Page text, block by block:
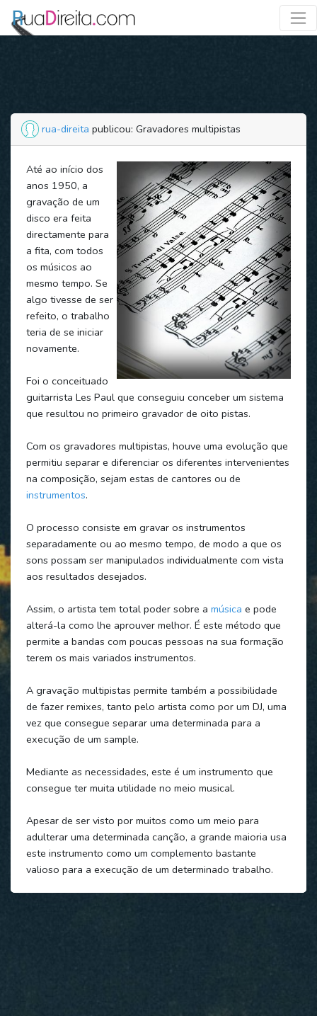
rua-direita publicou: Gravadores multipistas
Até ao início dos
anos 1950, a
gravação de um
disco era feita
directamente para
a fita, com todos
os músicos ao
mesmo tempo. Se
algo tivesse de ser
refeito, o trabalho
teria de se iniciar
novamente.
Foi o conceituado
guitarrista Les Paul que conseguiu conceber um sistema
que resultou no primeiro gravador de oito pistas.
Com os gravadores multipistas, houve uma evolução que
permitiu separar e diferenciar os diferentes intervenientes
na composição, sejam estas de cantores ou de
instrumentos.
O processo consiste em gravar os instrumentos
separadamente ou ao mesmo tempo, de modo a que os
sons possam ser manipulados individualmente com vista
aos resultados desejados.
Assim, o artista tem total poder sobre a música e pode
alterá-la como lhe aprouver melhor. É este método que
permite a bandas com poucas pessoas na sua formação
terem os mais variados instrumentos.
A gravação multipistas permite também a possibilidade
de fazer remixes, tanto pelo artista como por um DJ, uma
vez que consegue separar uma determinada para a
execução de um sample.
Mediante as necessidades, este é um instrumento que
consegue ter muita utilidade no meio musical.
Apesar de ser visto por muitos como um meio para
adulterar uma determinada canção, a grande maioria usa
este instrumento como um complemento bastante
valioso para a execução de um determinado trabalho.